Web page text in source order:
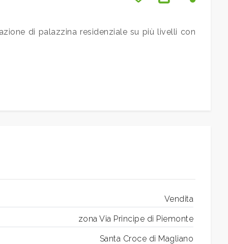
di palazzina residenziale su più livelli con
Vendita
zona Via Principe di Piemonte
Santa Croce di Magliano